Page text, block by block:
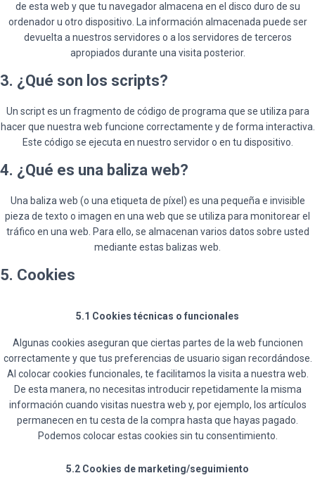
de esta web y que tu navegador almacena en el disco duro de su
ordenador u otro dispositivo. La información almacenada puede ser
devuelta a nuestros servidores o a los servidores de terceros
apropiados durante una visita posterior.
3. ¿Qué son los scripts?
Un script es un fragmento de código de programa que se utiliza para
hacer que nuestra web funcione correctamente y de forma interactiva.
Este código se ejecuta en nuestro servidor o en tu dispositivo.
4. ¿Qué es una baliza web?
Una baliza web (o una etiqueta de píxel) es una pequeña e invisible
pieza de texto o imagen en una web que se utiliza para monitorear el
tráfico en una web. Para ello, se almacenan varios datos sobre usted
mediante estas balizas web.
5. Cookies
5.1 Cookies técnicas o funcionales
Algunas cookies aseguran que ciertas partes de la web funcionen
correctamente y que tus preferencias de usuario sigan recordándose.
Al colocar cookies funcionales, te facilitamos la visita a nuestra web.
De esta manera, no necesitas introducir repetidamente la misma
información cuando visitas nuestra web y, por ejemplo, los artículos
permanecen en tu cesta de la compra hasta que hayas pagado.
Podemos colocar estas cookies sin tu consentimiento.
5.2 Cookies de marketing/seguimiento